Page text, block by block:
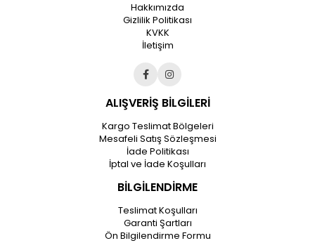
Hakkımızda
Gizlilik Politikası
KVKK
İletişim
ALIŞVERİŞ BİLGİLERİ
Kargo Teslimat Bölgeleri
Mesafeli Satış Sözleşmesi
İade Politikası
İptal ve İade Koşulları
BİLGİLENDİRME
Teslimat Koşulları
Garanti Şartları
Ön Bilgilendirme Formu